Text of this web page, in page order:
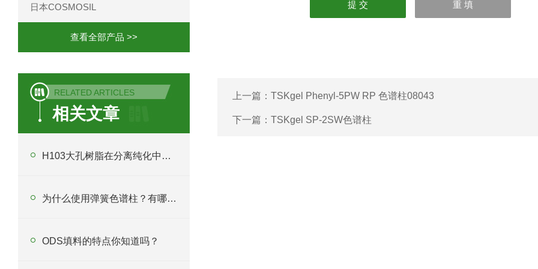
日本COSMOSIL
查看全部产品 >>
RELATED ARTICLES
相关文章
H103大孔树脂在分离纯化中起什么作用？
为什么使用弹簧色谱柱？有哪些应用？
ODS填料的特点你知道吗？
上一篇： TSKgel Phenyl-5PW RP 色谱柱08043
下一篇： TSKgel SP-2SW色谱柱